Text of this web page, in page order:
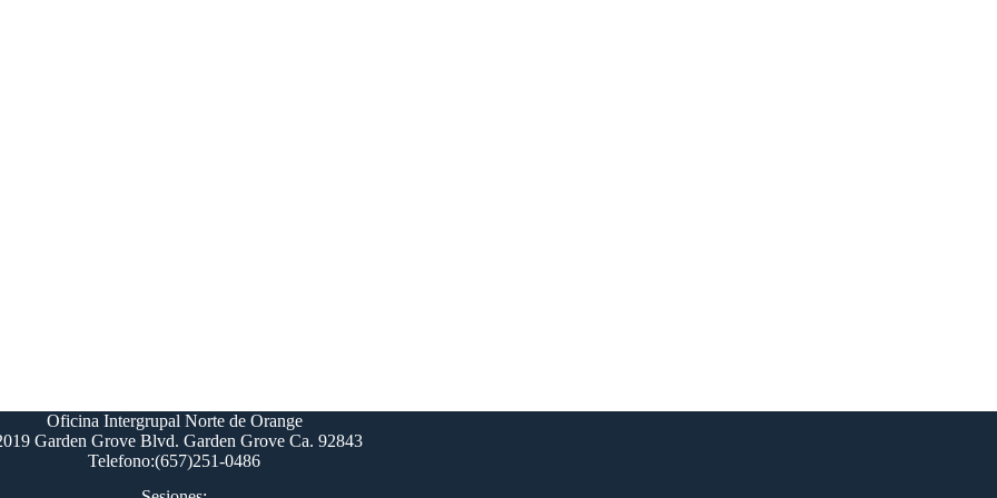
Oficina Intergrupal Norte de Orange
Garden Grove Blvd. Garden Grove Ca. 92843
Telefono:(657)251-0486